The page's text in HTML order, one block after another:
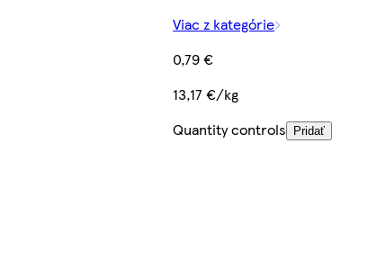
Viac z kategórie
0,79 €
13,17 €/kg
Quantity controls Pridať